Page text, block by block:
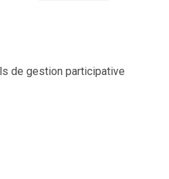
de gestion participative